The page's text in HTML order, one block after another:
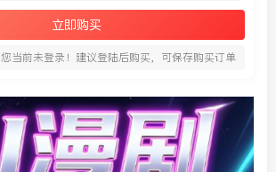
立即购买
您当前未登录！建议登陆后购买，可保存购买订单